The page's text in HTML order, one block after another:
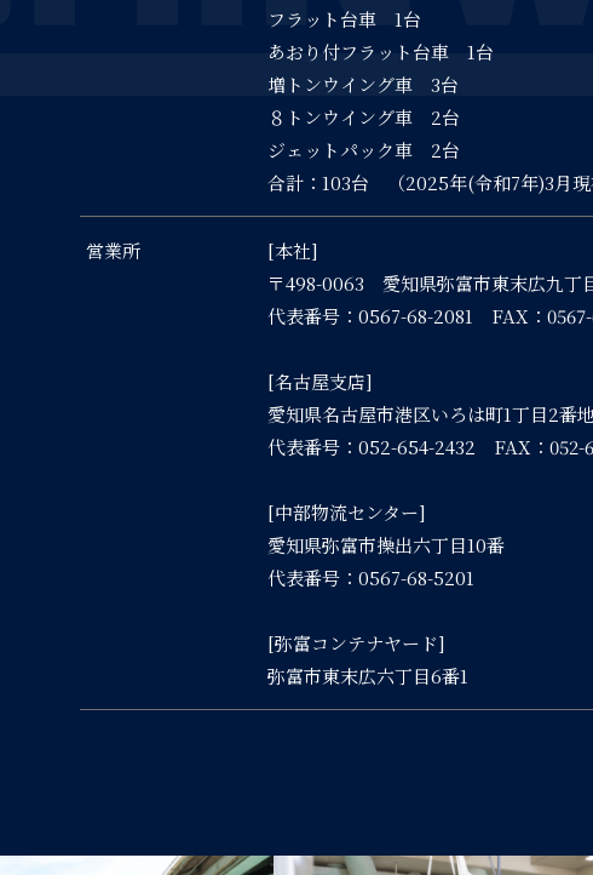
フラット台車 1台
あおり付フラット台車 1台
増トンウイング車 3台
８トンウイング車 2台
ジェットパック車 2台
合計：103台 （2025年(令和7年)3月現
営業所
[本社]
〒498-0063 愛知県弥富市東末広九丁
代表番号：0567-68-2081 FAX：0567-
[名古屋支店]
愛知県名古屋市港区いろは町1丁目2番地
代表番号：052-654-2432 FAX：052-
[中部物流センター]
愛知県弥富市操出六丁目10番
代表番号：0567-68-5201
[弥富コンテナヤード]
弥富市東末広六丁目6番1